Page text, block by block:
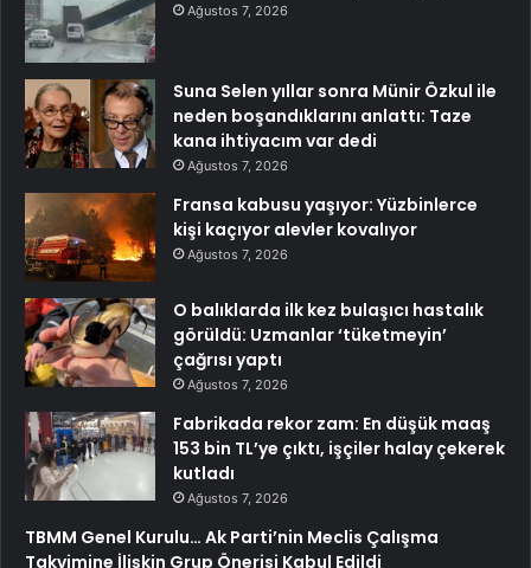
Ağustos 7, 2026
Suna Selen yıllar sonra Münir Özkul ile
neden boşandıklarını anlattı: Taze
kana ihtiyacım var dedi
Ağustos 7, 2026
Fransa kabusu yaşıyor: Yüzbinlerce
kişi kaçıyor alevler kovalıyor
Ağustos 7, 2026
O balıklarda ilk kez bulaşıcı hastalık
görüldü: Uzmanlar ‘tüketmeyin’
çağrısı yaptı
Ağustos 7, 2026
Fabrikada rekor zam: En düşük maaş
153 bin TL’ye çıktı, işçiler halay çekerek
kutladı
Ağustos 7, 2026
TBMM Genel Kurulu… Ak Parti’nin Meclis Çalışma
Takvimine İlişkin Grup Önerisi Kabul Edildi